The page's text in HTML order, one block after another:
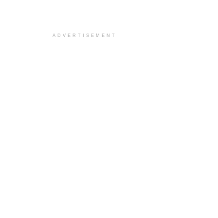
ADVERTISEMENT